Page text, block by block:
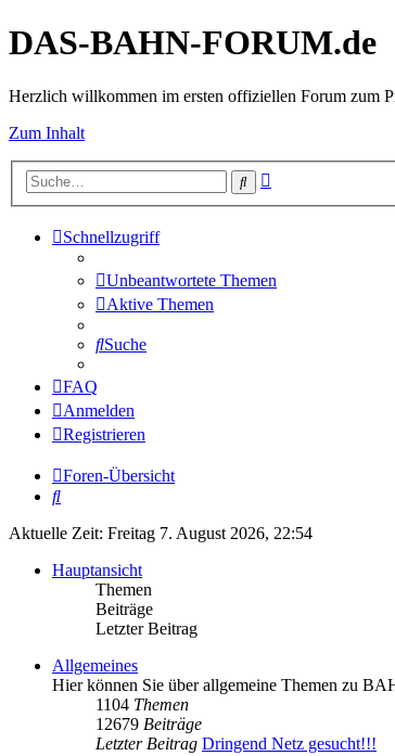
DAS-BAHN-FORUM.de
Herzlich willkommen im ersten offiziellen Forum zum
Zum Inhalt
Suche
Schnellzugriff
Unbeantwortete Themen
Aktive Themen
Suche
FAQ
Anmelden
Registrieren
Foren-Übersicht
Suche
Aktuelle Zeit: Freitag 7. August 2026, 22:54
Hauptansicht
Themen
Beiträge
Letzter Beitrag
Allgemeines
Hier können Sie über allgemeine Themen zu
1104 Themen
12679 Beiträge
Letzter Beitrag Dringend Netz gesucht!!!